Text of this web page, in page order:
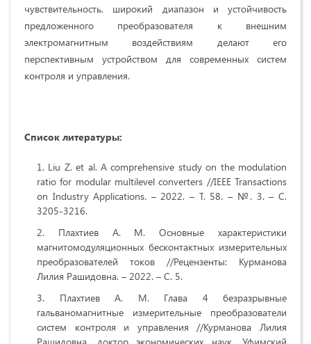
чувствительность, широкий диапазон и устойчивость
предложенного преобразователя к внешним
электромагнитным воздействиям делают его
перспективным устройством для современных систем
контроля и управления.
Список литературы:
Liu Z. et al. A comprehensive study on the modulation
ratio for modular multilevel converters //IEEE Transactions
on Industry Applications. – 2022. – Т. 58. – №. 3. – С.
3205-3216.
Плахтиев А. М. Основные характеристики
магнитомодуляционных бесконтактных измерительных
преобразователей токов //Рецензенты: Курманова
Лилия Рашидовна. – 2022. – С. 5.
Плахтиев А. М. Глава 4 безразрывные
гальваномагнитные измерительные преобразователи
систем контроля и управления //Курманова Лилия